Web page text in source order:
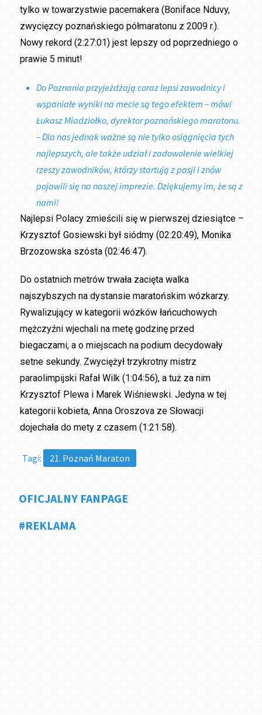
tylko w towarzystwie pacemakera (Boniface Nduvy,
zwycięzcy poznańskiego półmaratonu z 2009 r.).
Nowy rekord (2:27:01) jest lepszy od poprzedniego o
prawie 5 minut!
Do Poznania przyjeżdżają coraz lepsi zawodnicy i
wspaniałe wyniki na mecie są tego efektem – mówi
Łukasz Miadziołko, dyrektor poznańskiego maratonu.
– Dla nas jednak ważne są nie tylko osiągnięcia tych
najlepszych, ale także udział i zadowolenie wielkiej
rzeszy zawodników, którzy startują z pasji i znów
pojawili się na naszej imprezie. Dziękujemy im, że są z
nami!
Najlepsi Polacy zmieścili się w pierwszej dziesiątce –
Krzysztof Gosiewski był siódmy (02:20:49), Monika
Brzozowska szósta (02:46:47).
Do ostatnich metrów trwała zacięta walka
najszybszych na dystansie maratońskim wózkarzy.
Rywalizujący w kategorii wózków łańcuchowych
mężczyźni wjechali na metę godzinę przed
biegaczami, a o miejscach na podium decydowały
setne sekundy. Zwyciężył trzykrotny mistrz
paraolimpijski Rafał Wilk (1:04:56), a tuż za nim
Krzysztof Plewa i Marek Wiśniewski. Jedyna w tej
kategorii kobieta, Anna Oroszova ze Słowacji
dojechała do mety z czasem (1:21:58).
Tagi: 21. Poznań Maraton
OFICJALNY FANPAGE
#REKLAMA